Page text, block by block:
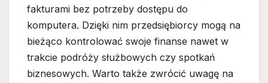
fakturami bez potrzeby dostępu do
komputera. Dzięki nim przedsiębiorcy mogą na
bieżąco kontrolować swoje finanse nawet w
trakcie podróży służbowych czy spotkań
biznesowych. Warto także zwrócić uwagę na